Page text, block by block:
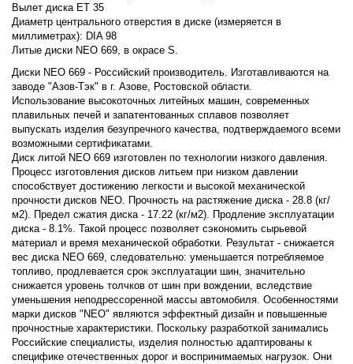
Вылет диска ET 35
Диаметр центрального отверстия в диске (измеряется в
миллиметрах): DIA 98
Литые диски NEO 669, в окрасе S.
Диски NEO 669 - Российский производитель. Изготавливаются на
заводе "Азов-Тэк" в г. Азове, Ростовской области.
Использование высокоточных литейных машин, современных
плавильных печей и запатентованных сплавов позволяет
выпускать изделия безупречного качества, подтверждаемого всеми
возможными сертификатами.
Диск литой NEO 669 изготовлен по технологии низкого давления.
Процесс изготовления дисков литьем при низком давлении
способствует достижению легкости и высокой механической
прочности дисков NEO. Прочность на растяжение диска - 28.8 (кг/
м2). Предел сжатия диска - 17.22 (кг/м2). Продление эксплуатации
диска - 8.1%. Такой процесс позволяет сэкономить сырьевой
материал и время механической обработки. Результат - снижается
вес диска NEO 669, следовательно: уменьшается потребляемое
топливо, продлевается срок эксплуатации шин, значительно
снижается уровень толчков от шин при вождении, вследствие
уменьшения неподрессоренной массы автомобиля. Особенностями
марки дисков "NEO" являются эффектный дизайн и повышенные
прочностные характеристики. Поскольку разработкой занимались
Российские специалисты, изделия полностью адаптированы к
специфике отечественных дорог и воспринимаемых нагрузок. Они